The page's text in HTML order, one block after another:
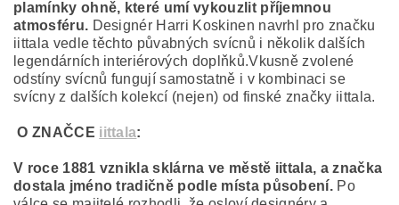
plamínky ohně, které umí vykouzlit příjemnou
atmosféru. Designér Harri Koskinen navrhl pro značku
iittala vedle těchto půvabných svícnů i několik dalších
legendárních interiérových doplňků.Vkusně zvolené
odstíny svícnů fungují samostatně i v kombinaci se
svícny z dalších kolekcí (nejen) od finské značky iittala.
O ZNAČCE iittala:
V roce 1881 vznikla sklárna ve městě iittala, a značka
dostala jméno tradičně podle místa působení. Po